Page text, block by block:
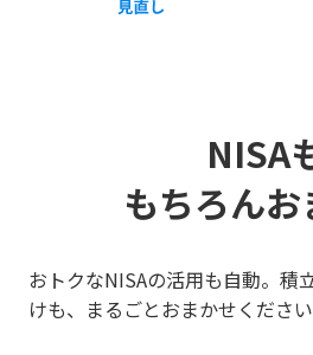
NISA
もちろんお
おトクなNISAの活用も自動。積
けも、まるごとおまかせください